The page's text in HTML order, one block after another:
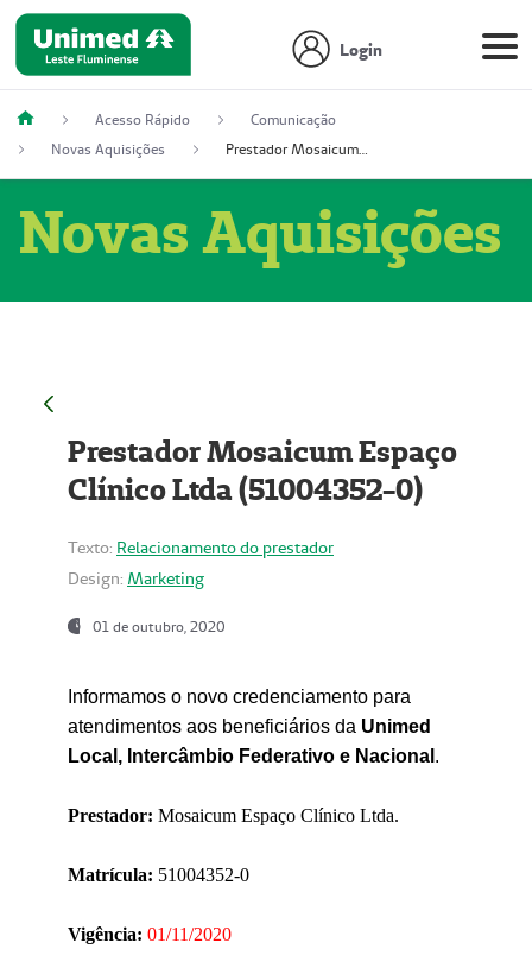
Login
Acesso Rápido
Comunicação
Novas Aquisições
Prestador Mosaicum Espaço Clínico Ltda (51004352-0)
Novas Aquisições
Prestador Mosaicum Espaço
Clínico Ltda (51004352-0)
Texto: Relacionamento do prestador
Design: Marketing
01 de outubro, 2020
Informamos o novo credenciamento para
atendimentos aos beneficiários da Unimed
Local, Intercâmbio Federativo e Nacional .
Prestador: Mosaicum Espaço Clínico Ltda.
Matrícula: 51004352-0
Vigência: 01/11/2020